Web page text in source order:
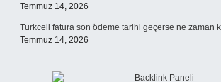
Temmuz 14, 2026
Turkcell fatura son ödeme tarihi geçerse ne zaman
Temmuz 14, 2026